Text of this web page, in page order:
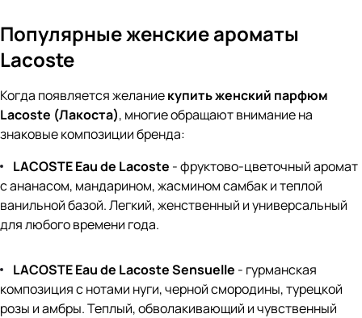
Популярные женские ароматы
Lacoste
Когда появляется желаниекупить женский парфюм
Lacoste (Лакоста), многие обращают внимание на
знаковые композиции бренда:
LACOSTE Eau de Lacoste - фруктово-цветочный аромат
с ананасом, мандарином, жасмином самбак и теплой
ванильной базой. Легкий, женственный и универсальный
для любого времени года.
LACOSTE Eau de Lacoste Sensuelle - гурманская
композиция с нотами нуги, черной смородины, турецкой
розы и амбры. Теплый, обволакивающий и чувственный